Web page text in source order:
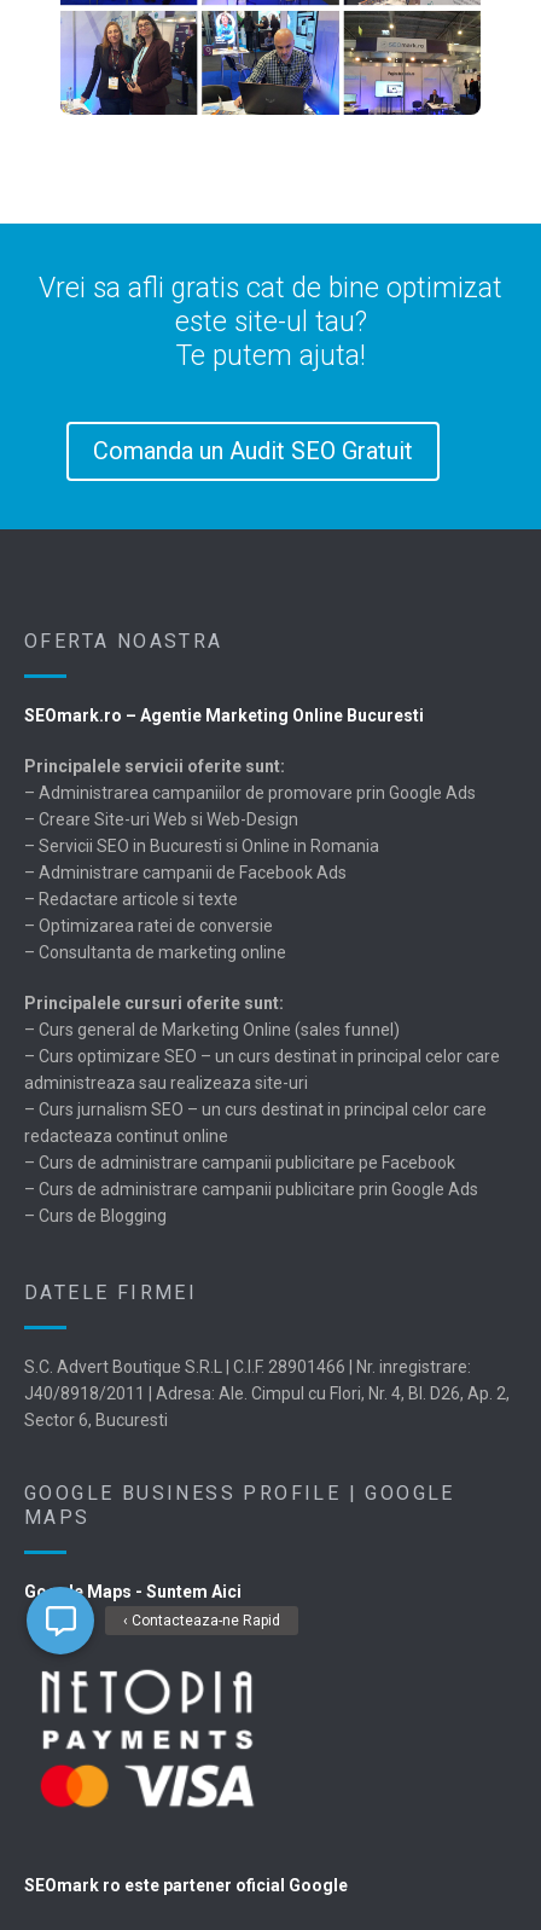
Vrei sa afli gratis cat de bine optimizat
este site-ul tau?
Te putem ajuta!
Comanda un Audit SEO Gratuit
OFERTA NOASTRA
SEOmark.ro – Agentie Marketing Online Bucuresti
Principalele servicii oferite sunt:
– Administrarea campaniilor de promovare prin Google Ads
– Creare Site-uri Web si Web-Design
– Servicii SEO in Bucuresti si Online in Romania
– Administrare campanii de Facebook Ads
– Redactare articole si texte
– Optimizarea ratei de conversie
– Consultanta de marketing online
Principalele cursuri oferite sunt:
– Curs general de Marketing Online (sales funnel)
– Curs optimizare SEO – un curs destinat in principal celor care
administreaza sau realizeaza site-uri
– Curs jurnalism SEO – un curs destinat in principal celor care
redacteaza continut online
– Curs de administrare campanii publicitare pe Facebook
– Curs de administrare campanii publicitare prin Google Ads
– Curs de Blogging
DATELE FIRMEI
S.C. Advert Boutique S.R.L | C.I.F. 28901466 | Nr. inregistrare:
J40/8918/2011 | Adresa: Ale. Cimpul cu Flori, Nr. 4, Bl. D26, Ap. 2,
Sector 6, Bucuresti
GOOGLE BUSINESS PROFILE | GOOGLE
MAPS
Google Maps - Suntem Aici
SEOmark ro este partener oficial Google
‹ Contacteaza-ne Rapid